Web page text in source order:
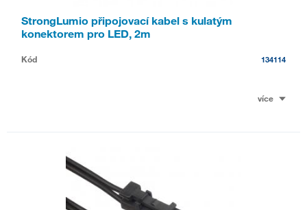
StrongLumio připojovací kabel s kulatým
konektorem pro LED, 2m
Kód 134114
více